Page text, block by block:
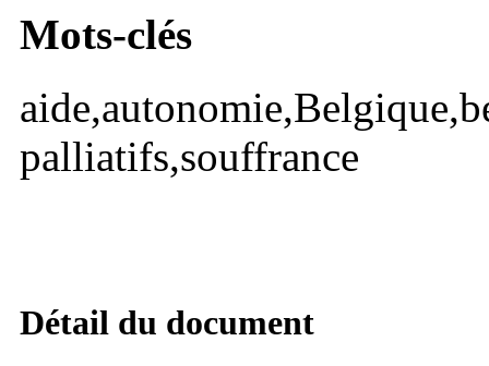
Mots-clés
palliatifs,souffrance
Détail du document